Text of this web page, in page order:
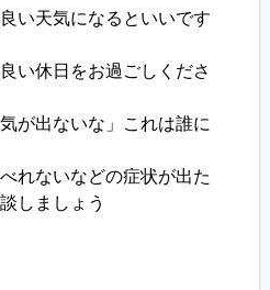
い天気になるといいです
い休日をお過ごしくださ
が出ないな」これは誰に
れないなどの症状が出た
しましょう